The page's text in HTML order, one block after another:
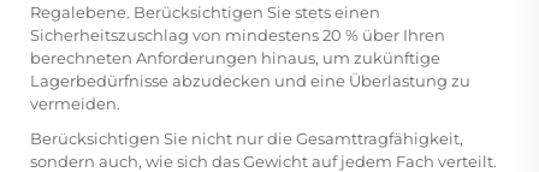
Regalebene. Berücksichtigen Sie stets einen
Sicherheitszuschlag von mindestens 20 % über Ihren
berechneten Anforderungen hinaus, um zukünftige
Lagerbedürfnisse abzudecken und eine Überlastung zu
vermeiden.
Berücksichtigen Sie nicht nur die Gesamttragfähigkeit,
sondern auch, wie sich das Gewicht auf jedem Fach verteilt.